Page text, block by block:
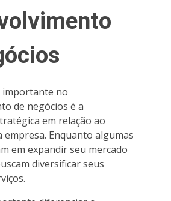
importante no
de negócios é a
em relação ao
empresa. Enquanto algumas
em expandir seu mercado
diversificar seus